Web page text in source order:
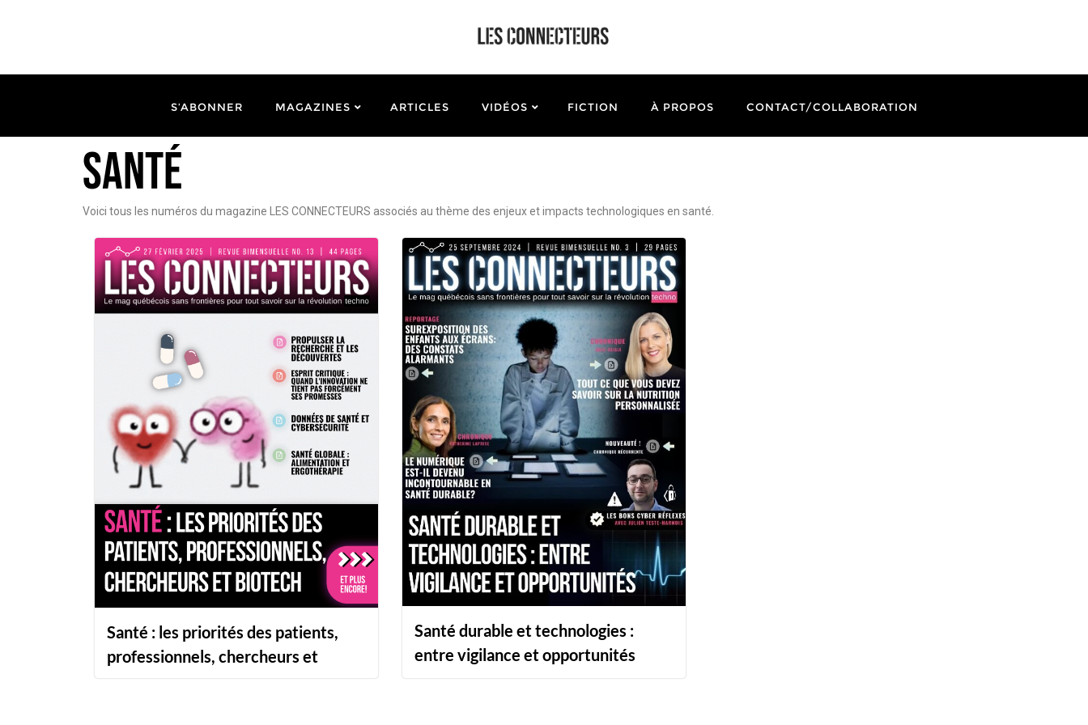
S’ABONNER MAGAZINES ARTICLES VIDÉOS FICTION À PROPOS CONTACT/COLLABORATION
Santé
Voici tous les numéros du magazine LES CONNECTEURS associés au thème des enjeux et impacts technologiques en santé.
Santé : les priorités des patients,
professionnels, chercheurs et
Santé durable et technologies :
entre vigilance et opportunités